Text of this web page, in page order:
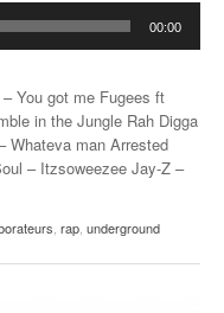
00:00
You got me Fugees ft
in the Jungle Rah Digga
Whateva man Arrested
– Itzsoweezee Jay-Z –
rap underground